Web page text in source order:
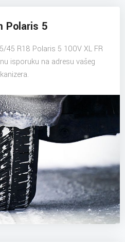
Polaris 5
45 R18 Polaris 5 100V XL FR
isporuku na adresu vašeg